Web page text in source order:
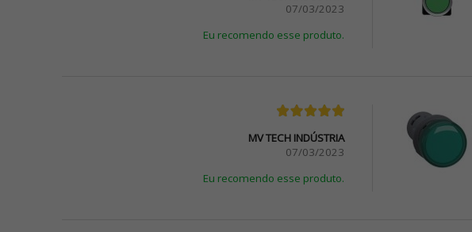
07/03/2023
Eu recomendo esse produto.
MV TECH INDÚSTRIA
07/03/2023
Eu recomendo esse produto.